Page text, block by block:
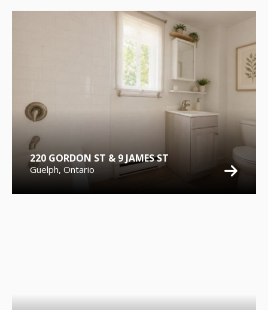
220 GORDON ST & 9 JAMES ST
Guelph, Ontario